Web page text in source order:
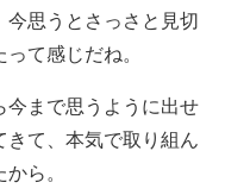
思うとさっさと見切
て感じだね。
今まで思うように出せ
て、本気で取り組ん
ら。